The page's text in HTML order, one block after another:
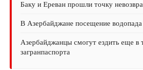
Баку и Ереван прошли точку
В Азербайджане посещение
Азербайджанцы смогут ездить еще в
загранпаспорта